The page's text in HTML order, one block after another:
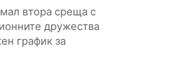
втора среща с
дружества
график за